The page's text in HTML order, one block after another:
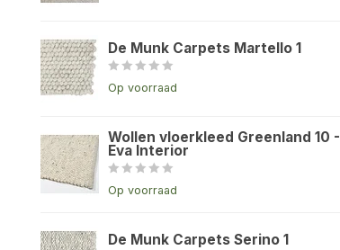
De Munk Carpets Martello 1
Op voorraad
Wollen vloerkleed Greenland 10 -
Eva Interior
Op voorraad
De Munk Carpets Serino 1